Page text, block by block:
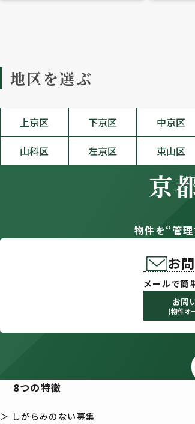
地区を選ぶ
上京区 下京区 中京区
山科区 左京区 東山区
京
物件を“管
お
メールで簡
お問
(物件オ
8つの特徴
＞ しがらみのない募集